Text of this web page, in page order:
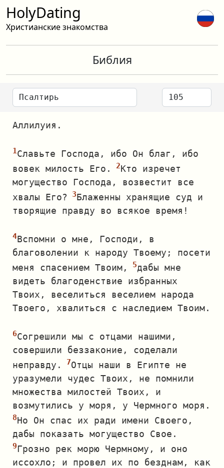
HolyDating
Христианские знакомства
Библия
Аллилуия.
Славьте Господа, ибо Он благ, ибо
вовек милость Его.
Кто изречет
могущество Господа, возвестит все
хвалы Его?
Блаженны хранящие суд и
творящие правду во всякое время!
Вспомни о мне, Господи, в
благоволении к народу Твоему; посети
меня спасением Твоим,
дабы мне
видеть благоденствие избранных
Твоих, веселиться веселием народа
Твоего, хвалиться с наследием Твоим.
Согрешили мы с отцами нашими,
совершили беззаконие, соделали
неправду.
Отцы наши в Египте не
уразумели чудес Твоих, не помнили
множества милостей Твоих, и
возмутились у моря, у Чермного моря.
Но Он спас их ради имени Своего,
дабы показать могущество Свое.
Грозно рек морю Чермному, и оно
иссохло; и провел их по безднам, как